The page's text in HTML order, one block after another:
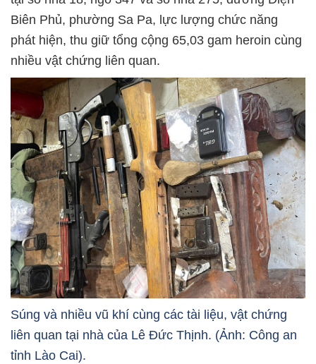
Biên Phủ, phường Sa Pa, lực lượng chức năng
phát hiện, thu giữ tổng cộng 65,03 gam heroin cùng
nhiều vật chứng liên quan.
Súng và nhiều vũ khí cùng các tài liệu, vật chứng
liên quan tại nhà của Lê Đức Thịnh. (Ảnh: Công an
tỉnh Lào Cai).